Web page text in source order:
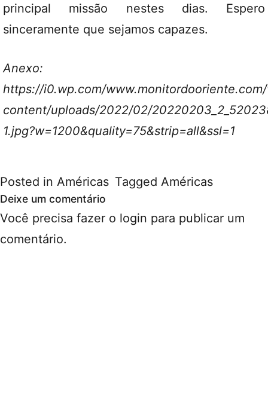
principal missão nestes dias. Espero
sinceramente que sejamos capazes.
Anexo:
https://i0.wp.com/
content/uploads/2022/02/
1.jpg?w=1200&quality=75&strip=all&ssl=1
Posted in Américas Tagged Américas
Deixe um comentário
Você precisa fazer o login para publicar um
comentário.